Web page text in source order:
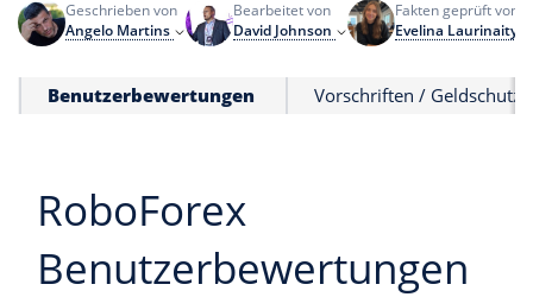
Geschrieben von
Angelo Martins
Bearbeitet von
David Johnson
Fakten geprüft von
Evelina
Benutzerbewertungen Vorschriften / Geldschutz
RoboForex
Benutzerbewertungen